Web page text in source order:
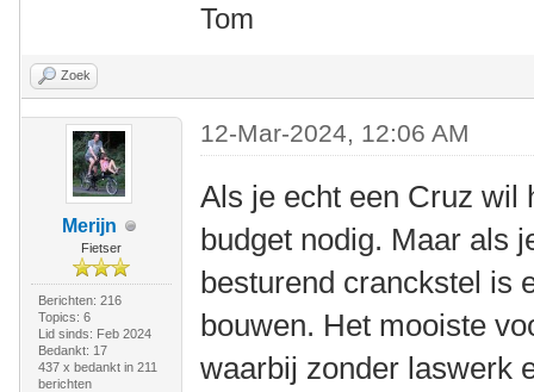
Tom
Zoek
Merijn
Fietser
Berichten: 216
Topics: 6
Lid sinds: Feb 2024
Bedankt: 17
437 x bedankt in 211
berichten
12-Mar-2024, 12:06 AM
Als je echt een Cruz wil
budget nodig. Maar als
besturend cranckstel is
bouwen. Het mooiste
waarbij zonder laswerk